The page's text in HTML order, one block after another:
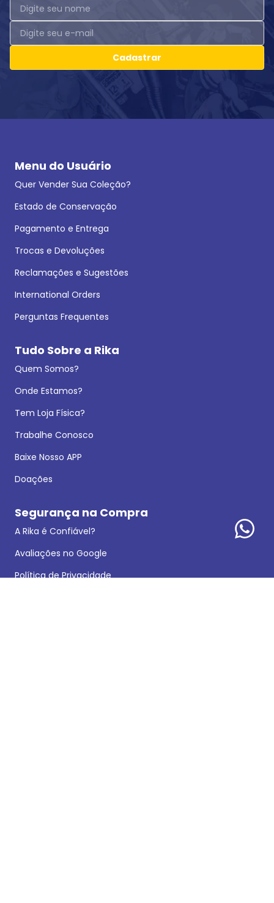
Cadastrar
Menu do Usuário
Quer Vender Sua Coleção?
Estado de Conservação
Pagamento e Entrega
Trocas e Devoluções
Reclamações e Sugestões
International Orders
Perguntas Frequentes
Tudo Sobre a Rika
Quem Somos?
Onde Estamos?
Tem Loja Física?
Trabalhe Conosco
Baixe Nosso APP
Doações
Segurança na Compra
A Rika é Confiável?
Avaliações no Google
Política de Privacidade